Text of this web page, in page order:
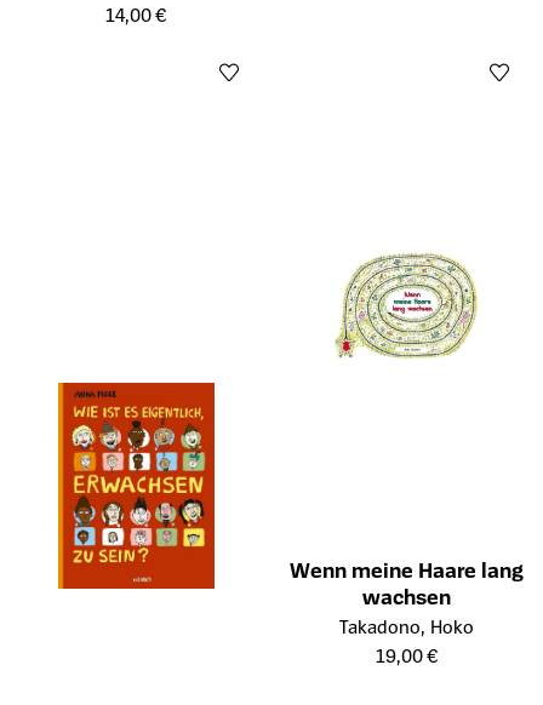
14,00 €
Wenn meine Haare lang
wachsen
Öffnet die Detailseite des
Takadono, Hoko
19,00 €